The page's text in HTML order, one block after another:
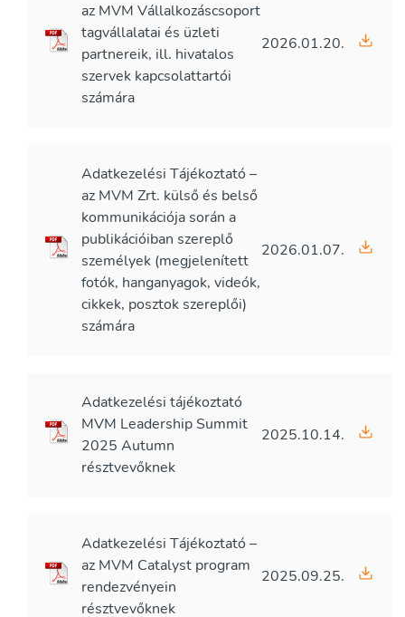
az MVM Vállalkozáscsoport
tagvállalatai és üzleti
partnereik, ill. hivatalos
szervek kapcsolattartói
számára
2026.01.20.
Adatkezelési Tájékoztató –
az MVM Zrt. külső és belső
kommunikációja során a
publikációiban szereplő
személyek (megjelenített
fotók, hanganyagok, videók,
cikkek, posztok szereplői)
számára
2026.01.07.
Adatkezelési tájékoztató
MVM Leadership Summit
2025 Autumn
résztvevőknek
2025.10.14.
Adatkezelési Tájékoztató –
az MVM Catalyst program
rendezvényein
résztvevőknek
2025.09.25.